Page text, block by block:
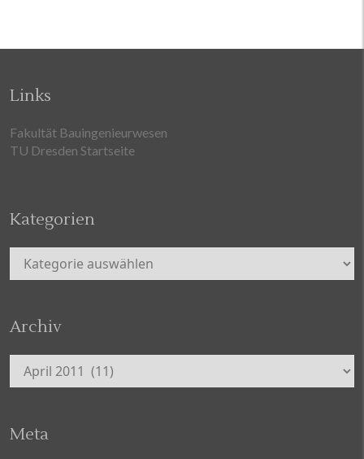
Links
Fakultät Bauingenieurwesen
TU Dresden Startseite
Kategorien
Kategorien
Archiv
Archiv
Meta